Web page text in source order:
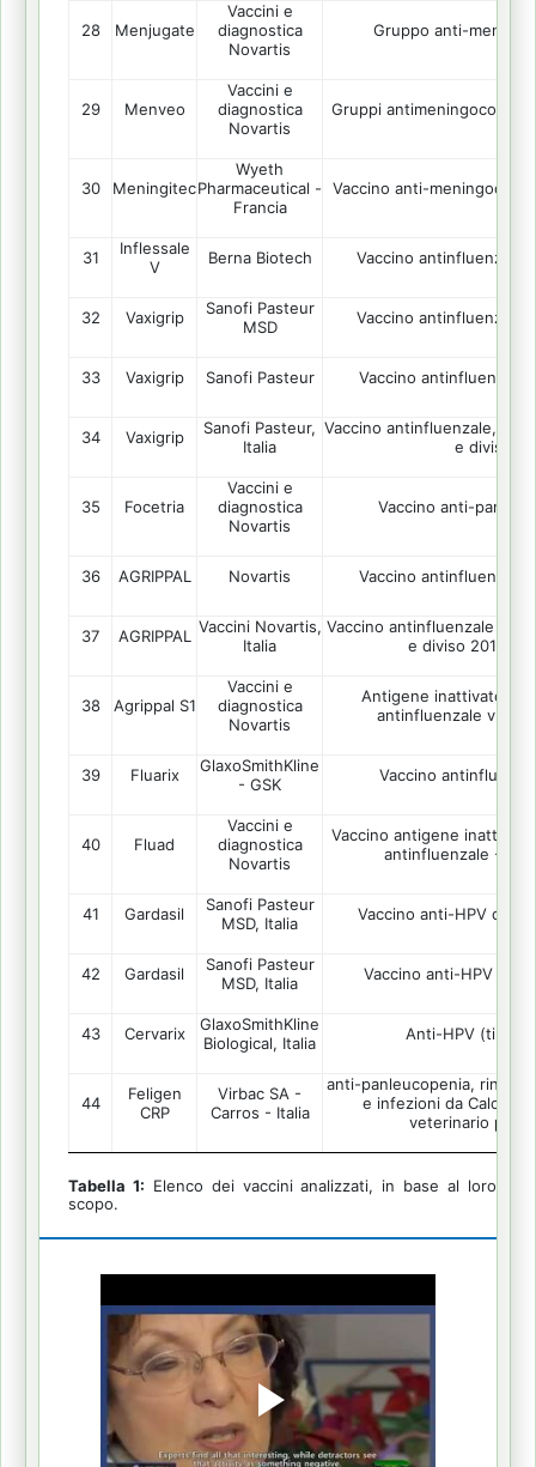
28 Menjugate
Vaccini e
diagnostica
Novartis
Gruppo anti-
29 Menveo
Vaccini e
diagnostica
Novartis
Gruppi antimeningococcici
30 Meningitec
Wyeth
Pharmaceutical -
Francia
Vaccino anti-
31
Inflessale
V
Berna Biotech Vaccino antinfluenzale
32 Vaxigrip
Sanofi Pasteur
MSD
Vaccino antinfluenzale
33 Vaxigrip Sanofi Pasteur Vaccino antinfluenzale
34 Vaxigrip
Sanofi Pasteur,
Italia
Vaccino antinfluenzale, con
e diviso
35 Focetria
Vaccini e
diagnostica
Novartis
Vaccino anti-
36 AGRIPPAL Novartis Vaccino antinfluenzale
37 AGRIPPAL
Vaccini Novartis,
Italia
Vaccino antinfluenzale con
e diviso 2015/
38 Agrippal S1
Vaccini e
diagnostica
Novartis
Antigene inattivato /
antinfluenzale v -
39 Fluarix
GlaxoSmithKline
- GSK
Vaccino
40 Fluad
Vaccini e
diagnostica
Novartis
Vaccino antigene
antinfluenzale -
41 Gardasil
Sanofi Pasteur
MSD, Italia
Vaccino anti-HPV di tipo
42 Gardasil
Sanofi Pasteur
MSD, Italia
Vaccino anti-HPV (tipi
43 Cervarix
GlaxoSmithKline
Biological, Italia
Anti-HPV (tipo
44
Feligen
CRP
Virbac SA -
Carros - Italia
anti-panleucopenia,
e infezioni da
veterinario per
Tabella 1: Elenco dei vaccini analizzati, in base al loro
scopo.